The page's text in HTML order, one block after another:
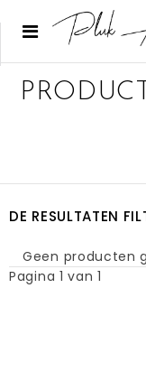
DE RESULTATEN
Geen producten
Pagina 1 van 1